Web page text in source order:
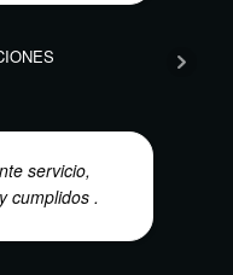
servicio,
cumplidos .